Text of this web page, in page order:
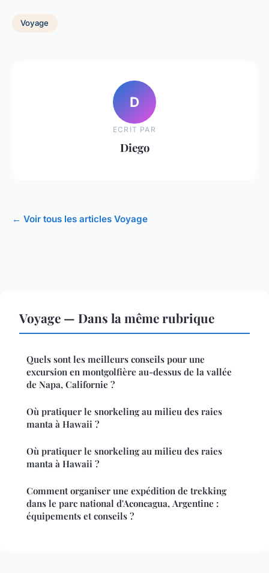
Voyage
D
ECRIT PAR
Diego
← Voir tous les articles Voyage
Voyage — Dans la même rubrique
Quels sont les meilleurs conseils pour une
excursion en montgolfière au-dessus de la vallée
de Napa, Californie ?
Où pratiquer le snorkeling au milieu des raies
manta à Hawaii ?
Où pratiquer le snorkeling au milieu des raies
manta à Hawaii ?
Comment organiser une expédition de trekking
dans le parc national d'Aconcagua, Argentine :
équipements et conseils ?